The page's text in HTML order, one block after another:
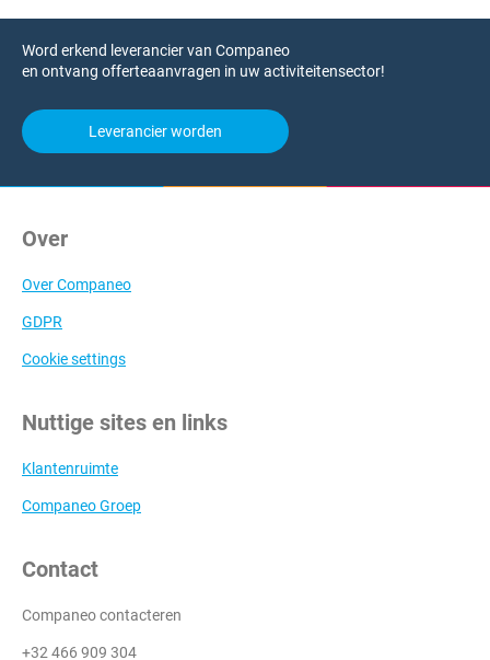
Word erkend leverancier van Companeo
en ontvang offerteaanvragen in uw activiteitensector!
Leverancier worden
Over
Over Companeo
GDPR
Cookie settings
Nuttige sites en links
Klantenruimte
Companeo Groep
Contact
Companeo contacteren
+32 466 909 304